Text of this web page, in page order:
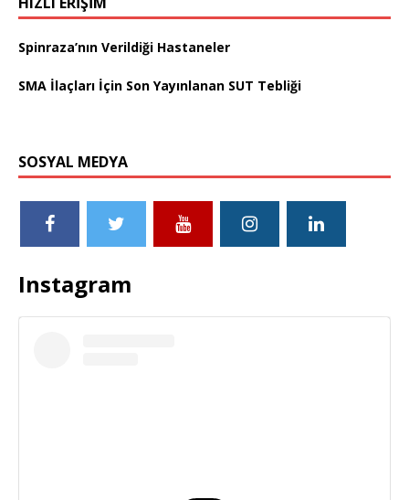
Spinraza’nın Verildiği Hastaneler
SMA İlaçları İçin Son Yayınlanan SUT Tebliği
SOSYAL MEDYA
Instagram